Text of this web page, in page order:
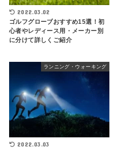
2022.03.02
ゴルフグローブおすすめ15選！初
心者やレディース用・メーカー別
に分けて詳しくご紹介
ランニング・ウォーキング
2022.03.03